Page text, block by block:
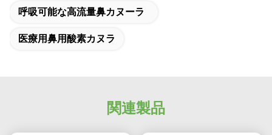
呼吸可能な高流量鼻カヌーラ
医療用鼻用酸素カヌラ
関連製品